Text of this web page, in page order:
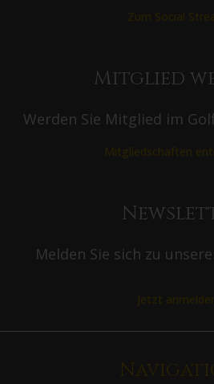
Zum Social
Mitglied
Werden Sie Mitglied im
Mitgliedschaften
Melden Sie sich zu
Jetzt anmelden